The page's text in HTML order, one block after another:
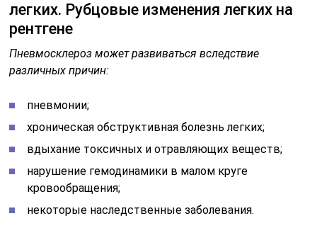
легких. Рубцовые изменения легких на
рентгене
Пневмосклероз может развиваться вследствие
различных причин:
пневмонии;
хроническая обструктивная болезнь легких;
вдыхание токсичных и отравляющих веществ;
нарушение гемодинамики в малом круге
кровообращения;
некоторые наследственные заболевания.